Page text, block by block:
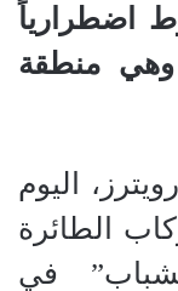
اضطرارياً
وهي منطقة
اليوم
الطائرة
في